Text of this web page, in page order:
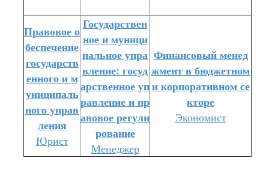
Правовое о
беспечение
государств
енного и м
униципаль
ного управ
ления
Юрист
Государствен
ное и муници
пальное упра
вление: госуд
арственное уп
равление и пр
авовое регули
рование
Менеджер
Финансовый менед
жмент в бюджетном
и корпоративном се
кторе
Экономист